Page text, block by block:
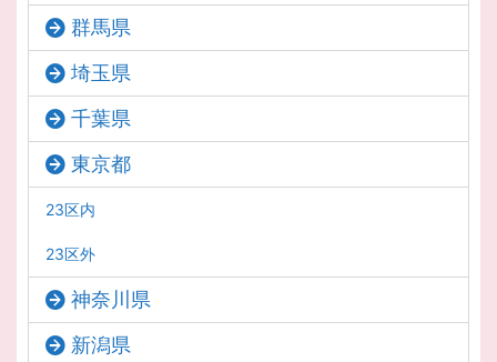
群馬県
埼玉県
千葉県
東京都
23区内
23区外
神奈川県
新潟県